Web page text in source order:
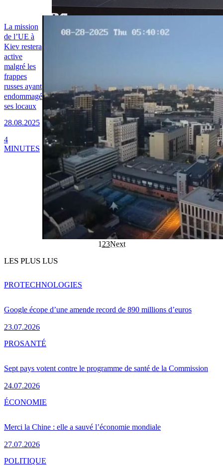
La mission
de l’UE à
Kiev restera
active
malgré les
frappes
russes ayant
endommagé
ses locaux
28.08.2025
4
MINUTES
1 23Next
LES PLUS LUS
Google écope d’une amende record de 890 millions d’euros
23.07.2026
PROTECHNOLOGIES
Sept pays votent contre le programme de santé de la Commission
24.07.2026
PROSANTÉ
Merci la Chine : elle a sauvé l’économie mondiale
27.07.2026
ÉCONOMIE
POLITIQUE